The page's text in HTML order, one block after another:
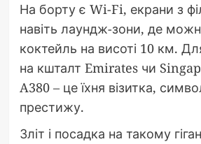
На борту є Wi-Fi, екрани з
навіть лаундж-зони, де
коктейль на висоті 10 км.
на кшталт Emirates чи
A380 – це їхня візитка,
престижу.
Зліт і посадка на такому